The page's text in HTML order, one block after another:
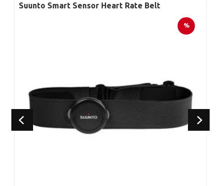
Suunto Smart Sensor Heart Rate Belt
%